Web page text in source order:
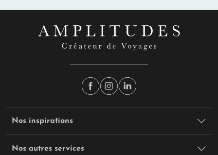
Nos inspirations
Nos autres services